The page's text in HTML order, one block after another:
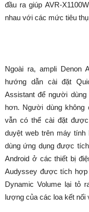
đầu ra giúp AVR-
nhau với các mức tiêu
Ngoài ra, ampli Denon
hướng dẫn cài đặt
Assistant để người
hơn. Người dùng
vẫn có thể cài đặt
duyệt web trên máy
dùng ứng dụng được
Android ở các thiết bị
Audyssey được tích hợp
Dynamic Volume lại tỏ
lượng của các loa kết nối